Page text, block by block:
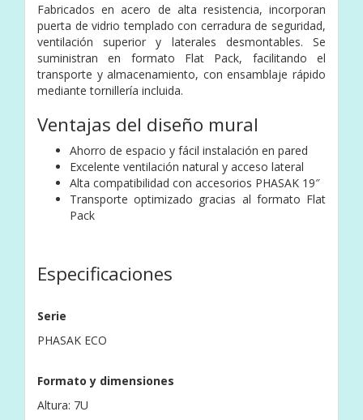
Fabricados en acero de alta resistencia, incorporan
puerta de vidrio templado con cerradura de seguridad,
ventilación superior y laterales desmontables. Se
suministran en formato Flat Pack, facilitando el
transporte y almacenamiento, con ensamblaje rápido
mediante tornillería incluida.
Ventajas del diseño mural
Ahorro de espacio y fácil instalación en pared
Excelente ventilación natural y acceso lateral
Alta compatibilidad con accesorios PHASAK 19″
Transporte optimizado gracias al formato Flat
Pack
Especificaciones
Serie
PHASAK ECO
Formato y dimensiones
Altura: 7U